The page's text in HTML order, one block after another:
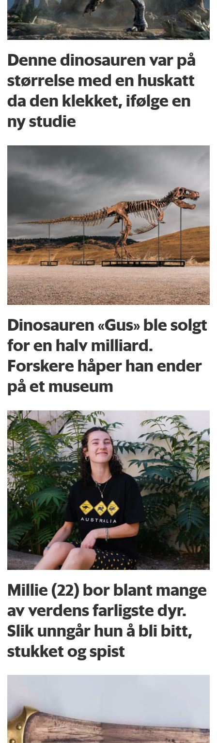
Denne dinosauren var på
størrelse med en huskatt
da den klekket, ifølge en
ny studie
Dinosauren «Gus» ble solgt
for en halv milliard.
Forskere håper han ender
på et museum
Millie (22) bor blant mange
av verdens farligste dyr.
Slik unngår hun å bli bitt,
stukket og spist